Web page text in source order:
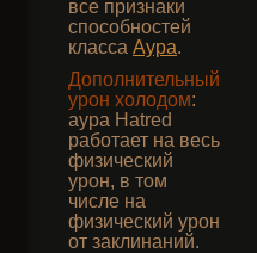
все признаки
способностей
класса Аура.
Дополнительный
урон холодом:
аура Hatred
работает на весь
физический
урон, в том
числе на
физический урон
от заклинаний.